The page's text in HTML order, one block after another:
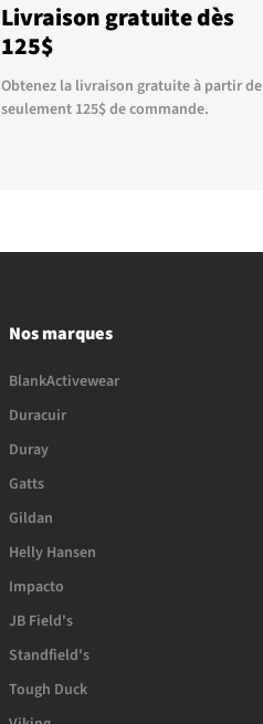
Livraison gratuite dès
125$
Obtenez la livraison gratuite à partir de
seulement 125$ de commande.
Nos marques
BlankActivewear
Duracuir
Duray
Gatts
Gildan
Helly Hansen
Impacto
JB Field's
Standfield's
Tough Duck